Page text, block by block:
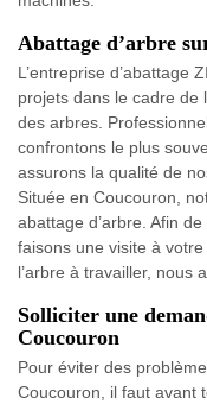
Abattage d’arbre
L’entreprise d’abattage
projets dans le cadre de
des arbres.
confrontons le plus
assurons la qualité de
Située en Coucouron,
abattage d’arbre. Afin
faisons une visite à
l’arbre à travailler, nous
Solliciter une
Coucouron
Pour éviter des
Coucouron, il faut avant